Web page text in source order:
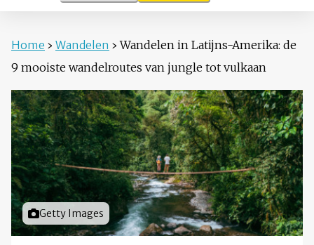
Home › Wandelen › Wandelen in Latijns-Amerika: de
9 mooiste wandelroutes van jungle tot vulkaan
Foto door
Getty Images